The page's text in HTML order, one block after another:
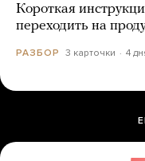
Короткая
переходить на
РАЗБОР 3 карточки 4